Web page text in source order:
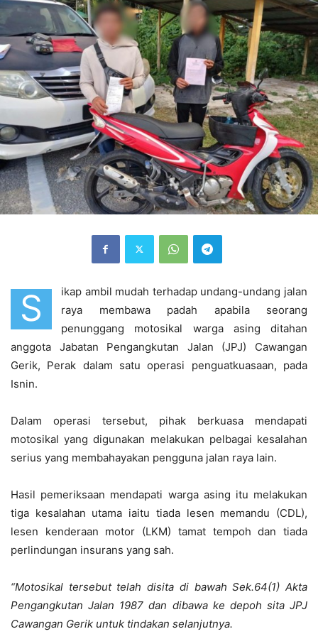
S
ikap ambil mudah terhadap undang-undang jalan
raya membawa padah apabila seorang
penunggang motosikal warga asing ditahan
anggota Jabatan Pengangkutan Jalan (JPJ) Cawangan
Gerik, Perak dalam satu operasi penguatkuasaan, pada
Isnin.
Dalam operasi tersebut, pihak berkuasa mendapati
motosikal yang digunakan melakukan pelbagai kesalahan
serius yang membahayakan pengguna jalan raya lain.
Hasil pemeriksaan mendapati warga asing itu melakukan
tiga kesalahan utama iaitu tiada lesen memandu (CDL),
lesen kenderaan motor (LKM) tamat tempoh dan tiada
perlindungan insurans yang sah.
“Motosikal tersebut telah disita di bawah Sek.64(1) Akta
Pengangkutan Jalan 1987 dan dibawa ke depoh sita JPJ
Cawangan Gerik untuk tindakan selanjutnya.